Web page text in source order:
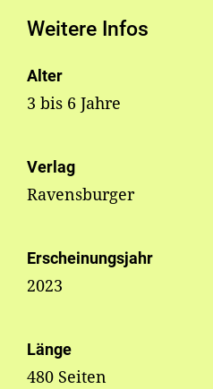
Weitere Infos
Alter
3 bis 6 Jahre
Verlag
Ravensburger
Erscheinungsjahr
2023
Länge
480 Seiten